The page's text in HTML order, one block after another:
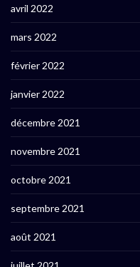
avril 2022
mars 2022
février 2022
janvier 2022
décembre 2021
novembre 2021
octobre 2021
septembre 2021
août 2021